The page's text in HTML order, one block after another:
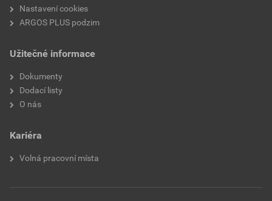
Nastavení cookies
ARGOS PLUS podzim
Užitečné informace
Dokumenty
Dodací listy
O nás
Kariéra
Volná pracovní místa